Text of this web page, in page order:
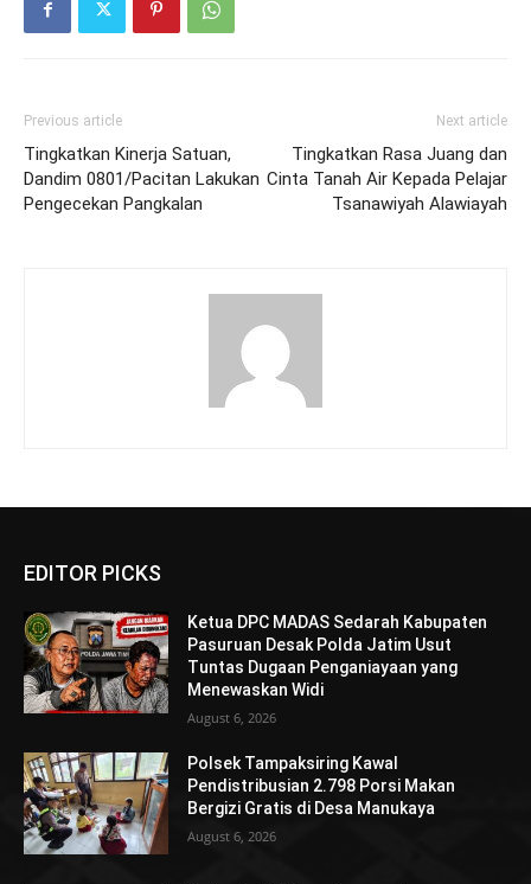
Previous article
Tingkatkan Kinerja Satuan,
Dandim 0801/Pacitan Lakukan
Pengecekan Pangkalan
Next article
Tingkatkan Rasa Juang dan
Cinta Tanah Air Kepada Pelajar
Tsanawiyah Alawiayah
EDITOR PICKS
Ketua DPC MADAS Sedarah Kabupaten
Pasuruan Desak Polda Jatim Usut
Tuntas Dugaan Penganiayaan yang
Menewaskan Widi
August 6, 2026
Polsek Tampaksiring Kawal
Pendistribusian 2.798 Porsi Makan
Bergizi Gratis di Desa Manukaya
August 6, 2026